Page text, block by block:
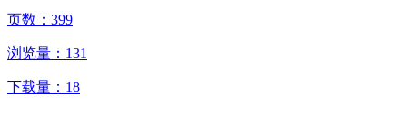
页数： 399
浏览量： 131
下载量： 18